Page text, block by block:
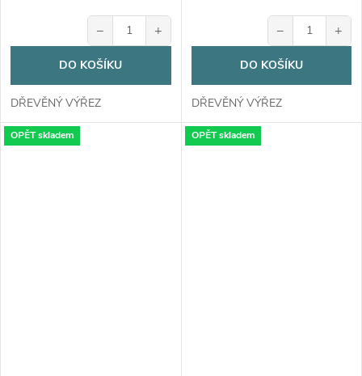
− +
DO KOŠÍKU
DŘEVĚNÝ VÝŘEZ
− +
DO KOŠÍKU
DŘEVĚNÝ VÝŘEZ
OPĚT skladem OPĚT skladem